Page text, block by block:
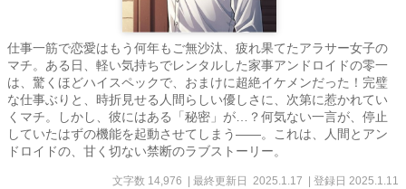
仕事一筋で恋愛はもう何年もご無沙汰、疲れ果てたアラサー女子の
マチ。ある日、軽い気持ちでレンタルした家事アンドロイドの零一
は、驚くほどハイスペックで、おまけに超絶イケメンだった！完璧
な仕事ぶりと、時折見せる人間らしい優しさに、次第に惹かれてい
くマチ。しかし、彼にはある「秘密」が…？何気ない一言が、停止
していたはずの機能を起動させてしまう——。これは、人間とアン
ドロイドの、甘く切ない禁断のラブストーリー。
文字数 14,976 | 最終更新日 2025.1.17 | 登録日 2025.1.11